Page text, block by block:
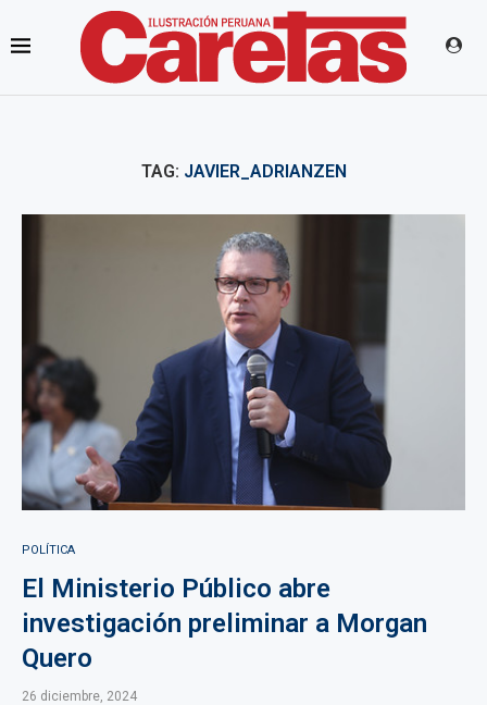
TAG: JAVIER_ADRIANZEN
POLÍTICA
El Ministerio Público abre
investigación preliminar a Morgan
Quero
26 diciembre, 2024